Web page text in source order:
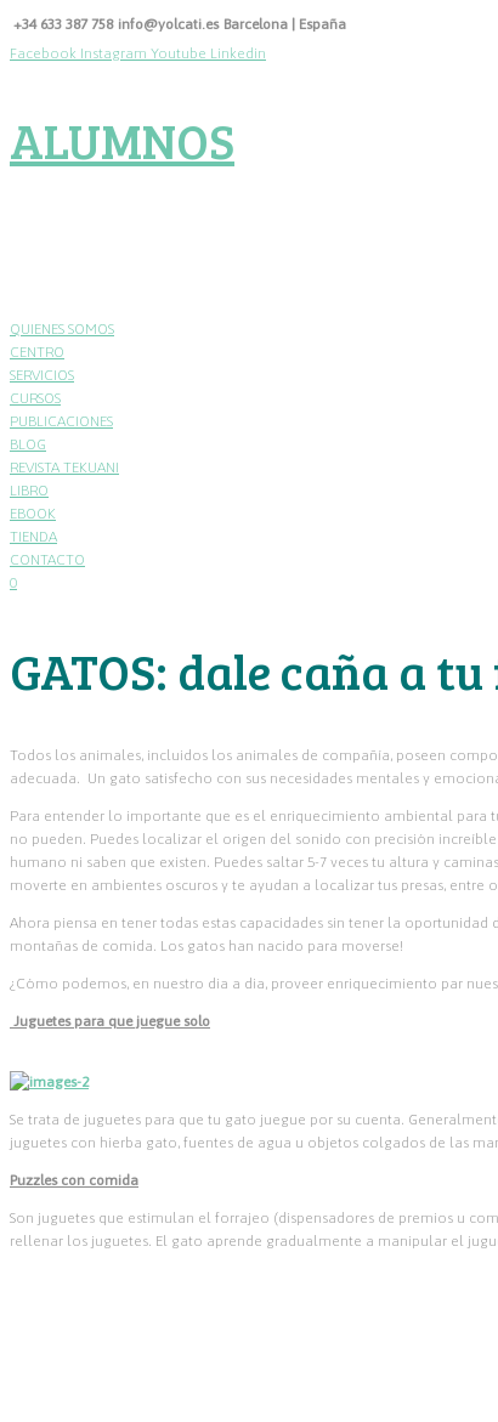
Skip
content
+34 633 387 758 info@yolcati.es Barcelona | España
Facebook Instagram Youtube Linkedin
ALUMNOS
QUIENES SOMOS
CENTRO
SERVICIOS
CURSOS
PUBLICACIONES
BLOG
REVISTA TEKUANI
LIBRO
EBOOK
TIENDA
CONTACTO
0
GATOS: dale caña a
Todos los animales, incluidos los animales de compañía, poseen
adecuada. Un gato satisfecho con sus necesidades mentales y
Para entender lo importante que es el enriquecimiento ambiental para
no pueden. Puedes localizar el origen del sonido con precisión
humano ni saben que existen. Puedes saltar 5-7 veces tu altura y
moverte en ambientes oscuros y te ayudan a localizar tus presas, entre
Ahora piensa en tener todas estas capacidades sin tener la
montañas de comida. Los gatos han nacido para moverse!
¿Cómo podemos, en nuestro dia a dia, proveer enriquecimiento par
Juguetes para que juegue solo
Se trata de juguetes para que tu gato juegue por su cuenta.
juguetes con hierba gato, fuentes de agua u objetos colgados de las
Puzzles con comida
Son juguetes que estimulan el forrajeo (dispensadores de premios u
rellenar los juguetes. El gato aprende gradualmente a manipular el